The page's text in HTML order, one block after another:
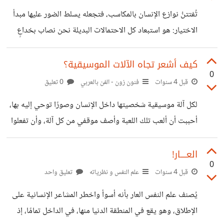
بالصوفية وعشق الوجود برضات شعورية غير قابلة للتفسير،
شبيهة بتلك التي تحدث في الموسيقى. ومع ذلك، فإني أيضًا
أحتاج إلى معاني بوسعي التعبير عنها
تُفتتنُ نوازع الإنسان بالمكاسب، فتجعله يسلط الضور عليها مبدأ
الاختيار: هو استبعاد كل الاحتمالات البديلة نحن نصاب بخداعٍ
بصري نتيجة التحمس لنيل المكاسب التي اخترناها، ونهمل مبدأ
ليس أقل أهمية من الاختيار، وهو "التدفق". التدفق: هو أن تترك
نفسك للمياه فترفعك، فكثيرًا ما يجدي نفعًا أن نغمض أعيننا
واليقين والسلام. أهملت شيئًا ما في الطريق باحثًا عن خوارق
الأشياء والمكانة التي أسمو إليها وأستحقها، وهو أن يكون بجانبي
شخص لا يخجل
0
كيف أشعر تجاه الآلات الموسيقية؟
قبل 4 سنوات فنون زون - الفن بالعربي
لكل آلة موسيقية شخصيتها داخل الإنسان وصورًا توحي إليه بها،
أحببت أن ألعب تلك اللعبة وأصف موقفي من كل آلة، وأن تفعلوا
المثل لنخرج هذا الاختبار الشعوري إلى السطح الكمانجا: أنهار
تجري، وعلاقة رومانسية، وآليات عسكرية كلاسيكية تسير ببطء،
عبارات واضحة وبسيطة البيانو: شيء حقيقي صريح، يخبرنا
الجيتار الكهربائي: صدوع، أفق ممتد ذو إضاءة خافتة، شيء
جميل لكن مختبئ في رؤية مشوشة، ربما ضبابية، صادق في
0
العــــار!
قبل 4 سنوات علم النفس و نظرياته تعليق واحد
يُصنف علم النفس العار بأنه أسوأ واخطر المشاعر الإنسانية على
الإطلاق، وهو يقع في المنطقة الدنيا منها، في الداخل تمامًا، إذ